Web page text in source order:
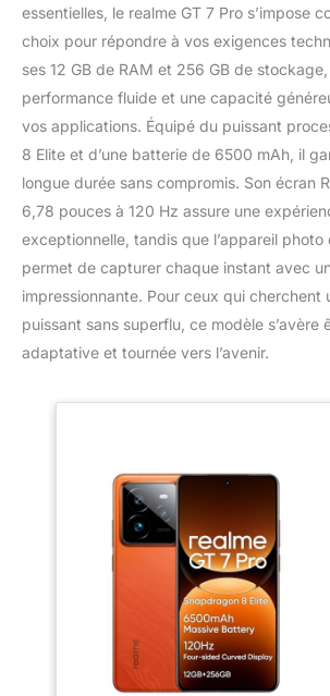
essentielles, le realme GT 7 Pro s’impose
choix pour répondre à vos exigences
ses 12 GB de RAM et 256 GB de
performance fluide et une capacité
vos applications. Équipé du puissant
8 Elite et d’une batterie de 6500 mAh, il
longue durée sans compromis. Son écran
6,78 pouces à 120 Hz assure une
exceptionnelle, tandis que l’appareil
permet de capturer chaque instant avec
impressionnante. Pour ceux qui cherchent
puissant sans superflu, ce modèle s’avère
adaptative et tournée vers l’avenir.